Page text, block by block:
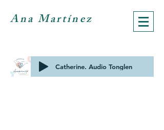
Ana Martínez
Catherine. Audio Tonglen